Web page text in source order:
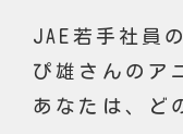
JAE若手社員
ぴ雄さんのア
あなたは、ど